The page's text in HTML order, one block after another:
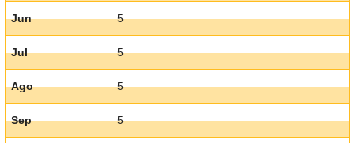
Jun 5
Jul 5
Ago 5
Sep 5